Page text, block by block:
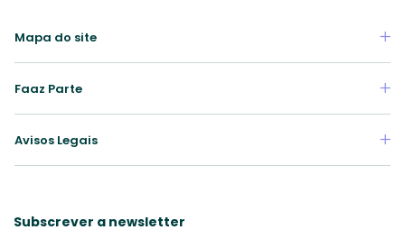
Mapa do site
Faaz Parte
Avisos Legais
Subscrever a newsletter